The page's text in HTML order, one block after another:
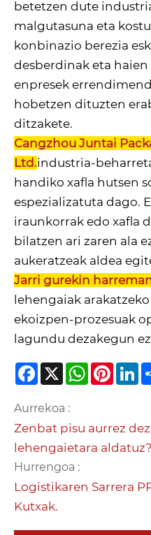
betetzen dute
malgutasuna eta
konbinazio berezia
desberdinak eta
enpresek
hobetzen dituzten
ditzakete.
Cangzhou Juntai
Ltd.industria-
handiko xafla hutsen
espezializatuta dago.
iraunkorrak edo xafla
bilatzen ari zaren ala
aukeratzeak aldea
Jarri gurekin
lehengaiak
ekoizpen-prozesuak
lagundu dezakegun
Facebook
X WhatsApp
Aurrekoa :
Zenbat pisu aurrez
lehengaietara aldatuz?
Hurrengoa :
Logistikaren Sarrera
Kutxak.